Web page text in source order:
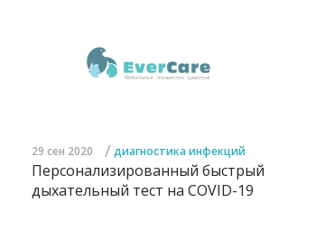
29 сен 2020 / диагностика инфекций
Персонализированный быстрый
дыхательный тест на COVID-19